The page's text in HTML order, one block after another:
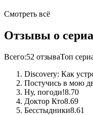
Смотреть всё
Отзывы о
Всего:52 отзываТоп
Discovery: Как
Постучись в мою
Ну, погоди!8.70
Доктор Кто8.69
Бесстыдники8.61